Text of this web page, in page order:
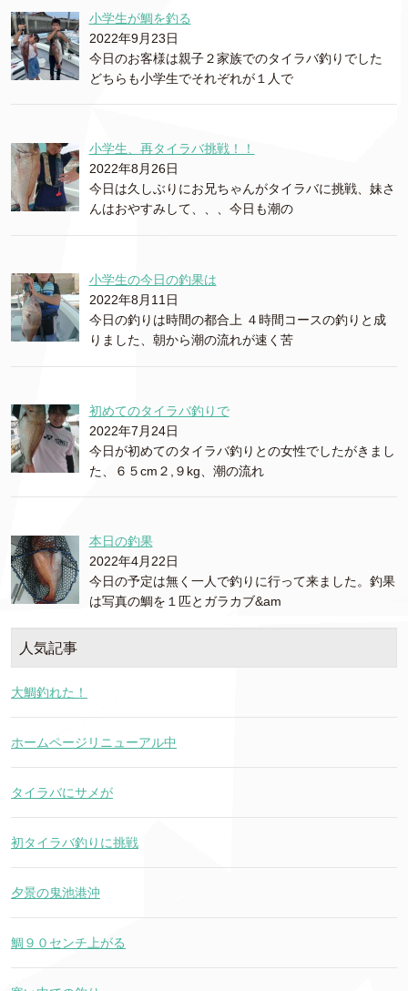
小学生が鯛を釣る
2022年9月23日
今日のお客様は親子２家族でのタイラバ釣りでした
どちらも小学生でそれぞれが１人で
小学生、再タイラバ挑戦！！
2022年8月26日
今日は久しぶりにお兄ちゃんがタイラバに挑戦、妹さ
んはおやすみして、、、今日も潮の
小学生の今日の釣果は
2022年8月11日
今日の釣りは時間の都合上 ４時間コースの釣りと成
りました、朝から潮の流れが速く苦
初めてのタイラバ釣りで
2022年7月24日
今日が初めてのタイラバ釣りとの女性でしたがきまし
た、６５cm２,９kg、潮の流れ
本日の釣果
2022年4月22日
今日の予定は無く一人で釣りに行って来ました。釣果
は写真の鯛を１匹とガラカブ&am
人気記事
大鯛釣れた！
ホームページリニューアル中
タイラバにサメが
初タイラバ釣りに挑戦
夕景の鬼池港沖
鯛９０センチ上がる